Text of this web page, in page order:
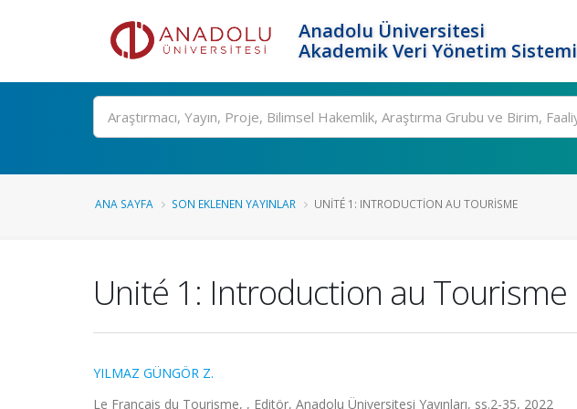
Anadolu Üniversitesi
Akademik Veri Yönetim Sistemi
Ara
ANA SAYFA SON EKLENEN YAYINLAR UNITÉ 1: INTRODUCTION AU TOURISME
Unité 1: Introduction au Tourisme
YILMAZ GÜNGÖR Z.
Le Français du Tourisme, , Editör, Anadolu Üniversitesi Yayınları, ss.2-35, 2022